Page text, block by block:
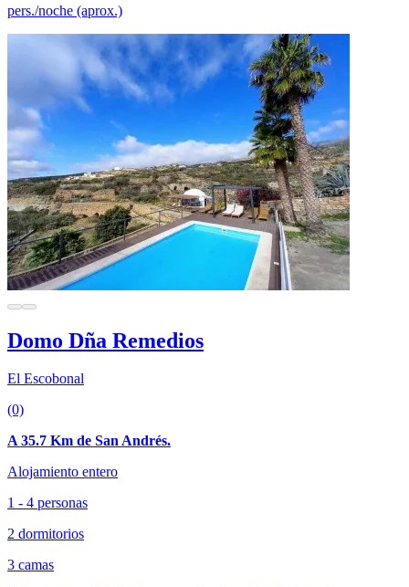
pers./noche (aprox.)
Domo Dña Remedios
El Escobonal
(0)
A 35.7 Km de San Andrés.
Alojamiento entero
1 - 4 personas
2 dormitorios
3 camas